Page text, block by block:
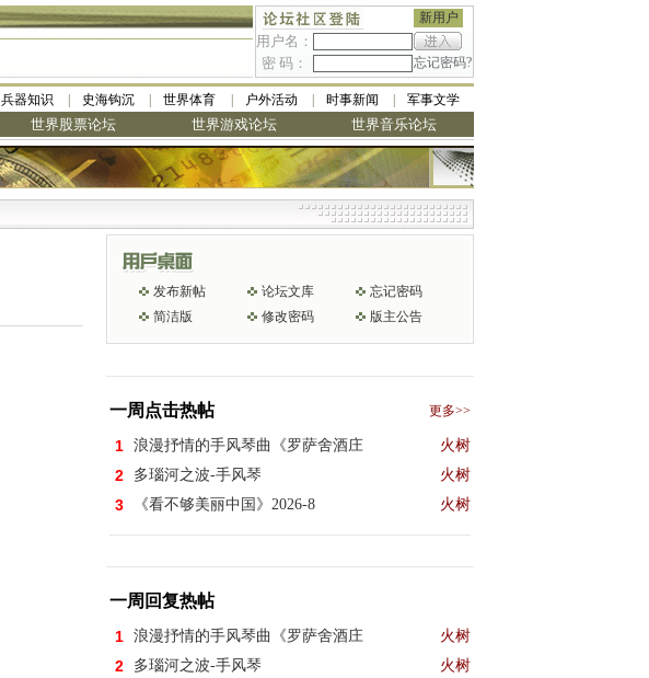
新用户
用户名：
密 码：
忘记密码?
兵器知识 史海钩沉 世界体育 户外活动 时事新闻 军事文学
世界股票论坛 世界游戏论坛 世界音乐论坛
发布新帖 论坛文库
忘记密码
简洁版
修改密码 版主公告
一周点击热帖 更多>>
1 浪漫抒情的手风琴曲《罗萨舍酒庄 火树
2 多瑙河之波-手风琴 火树
3 《看不够美丽中国》2026-8 火树
一周回复热帖
1 浪漫抒情的手风琴曲《罗萨舍酒庄 火树
2 多瑙河之波-手风琴 火树